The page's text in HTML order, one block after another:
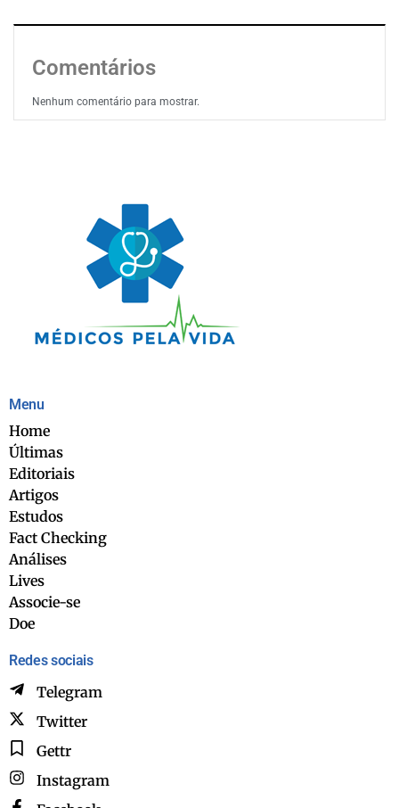
Comentários
Nenhum comentário para mostrar.
Menu
Home
Últimas
Editoriais
Artigos
Estudos
Fact Checking
Análises
Lives
Associe-se
Doe
Redes sociais
Telegram
Twitter
Gettr
Instagram